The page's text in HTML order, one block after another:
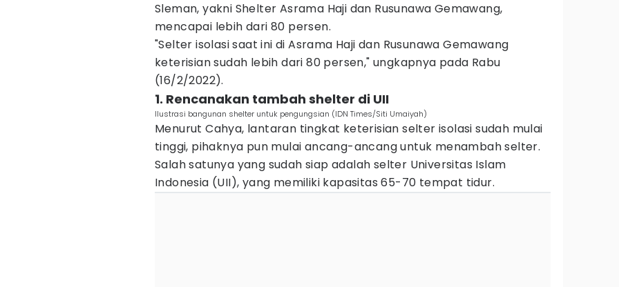
Sleman, yakni Shelter Asrama Haji dan Rusunawa Gemawang,
mencapai lebih dari 80 persen.
"Selter isolasi saat ini di Asrama Haji dan Rusunawa Gemawang
keterisian sudah lebih dari 80 persen," ungkapnya pada Rabu
(16/2/2022).
1. Rencanakan tambah shelter di UII
Ilustrasi bangunan shelter untuk pengungsian (IDN Times/Siti Umaiyah)
Menurut Cahya, lantaran tingkat keterisian selter isolasi sudah mulai
tinggi, pihaknya pun mulai ancang-ancang untuk menambah selter.
Salah satunya yang sudah siap adalah selter Universitas Islam
Indonesia (UII), yang memiliki kapasitas 65-70 tempat tidur.